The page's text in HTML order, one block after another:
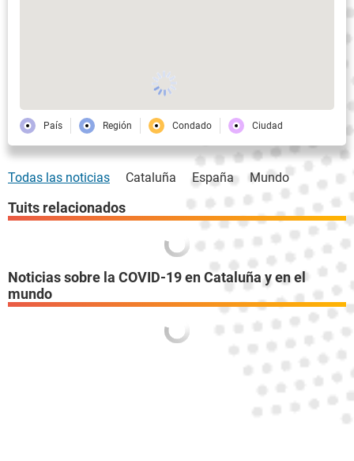
País Región Condado Ciudad
Todas las noticias Cataluña España Mundo
Noticias sobre la COVID-19 en Cataluña y en el
mundo
Tuits relacionados